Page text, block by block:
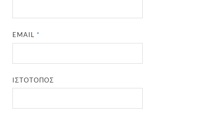
EMAIL*
ΙΣΤΌΤΟΠΟΣ